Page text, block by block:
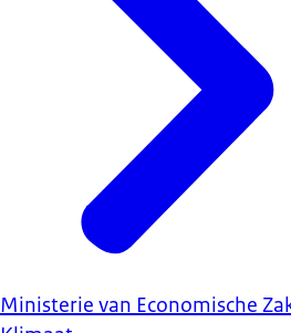
Ministerie van Economische